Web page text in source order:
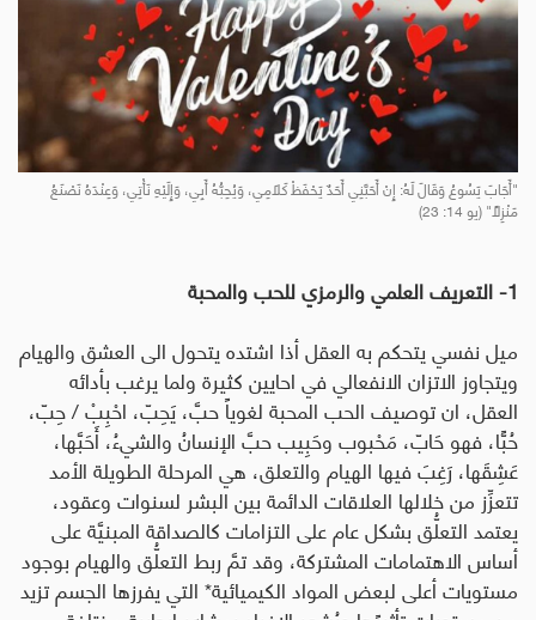
"أَجَابَ يَسُوعُ وَقَالَ لَهُ: إِنْ أَحَبَّنِي أَحَدٌ يَحْفَظْ كَلاَمِي، وَيُحِبُّهُ أَبِي، وَإِلَيْهِ نَأْتِي، وَعِنْدَهُ نَصْنَعُ
مَنْزِلًا" (يو 14: 23)
1- التعريف العلمي والرمزي للحب والمحبة
ميل نفسي يتحكم به العقل أذا اشتده يتحول الى العشق والهيام
ويتجاوز الاتزان الانفعالي في احايين كثيرة ولما يرغب بأدائه
العقل، ان توصيف الحب المحبة لغوياً حبَّ، يَحِبّ، احْبِبْ / حِبّ،
حُبًّا، فهو حَابّ، مَحْبوب وحَبِيب حبَّ الإنسانُ والشيءُ، أَحَبَّها،
عَشِقَها، رَغِبَ فيها الهيام والتعلق، هي المرحلة الطويلة الأمد
تتعزِّز من خلالها العلاقات الدائمة بين البشر لسنوات وعقود،
يعتمد التعلُّق بشكل عام على التزامات كالصداقة المبنيَّة على
أساس الاهتمامات المشتركة، وقد تمَّ ربط التعلُّق والهيام بوجود
مستويات أعلى لبعض المواد الكيميائية* التي يفرزها الجسمتزيد